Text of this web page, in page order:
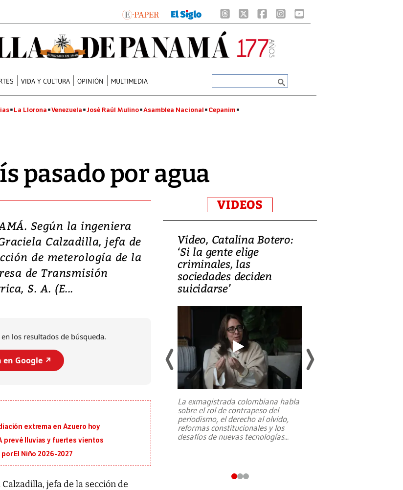
VIDA Y CULTURA OPINIÓN MULTIMEDIA
La Llorona Venezuela José Raúl Mulino Asamblea Nacional Cepanim
pasado por agua
Según la ingeniera
Calzadilla, jefa de
de meterología de la
de Transmisión
S. A. (E...
los resultados de búsqueda.
en Google ↗️
extrema en Azuero hoy
prevé lluvias y fuertes vientos
El Niño 2026-2027
jefa de la sección de
VIDEOS
Video, Japón: Terremoto
deja heridos y graves
daños en Kumamoto
al sur de Japón, provocando una
Video, Catalina Botero:
‘Si la gente elige
criminales, las
sociedades deciden
suicidarse’
La exmagistrada colombiana habla
sobre el rol de contrapeso del
periodismo, el derecho al olvido,
reformas constitucionales y los
desafíos de nuevas tecnologías...